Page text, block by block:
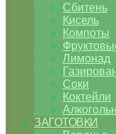
Сбитень
Кисель
Компоты
Лимонад
Соки
Коктейли
ЗАГОТОВКИ